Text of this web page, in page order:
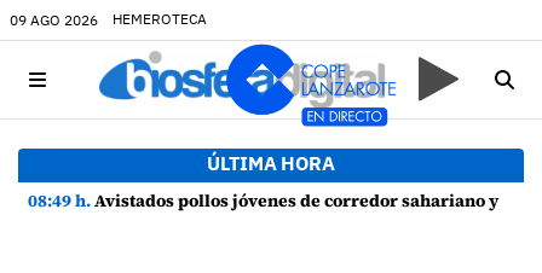
09 AGO 2026 HEMEROTECA
ÚLTIMA HORA
08:49 h.Avistados pollos jóvenes de corredor sahariano y episodios de cortejo de hubara cerca del rally de Lanzarote